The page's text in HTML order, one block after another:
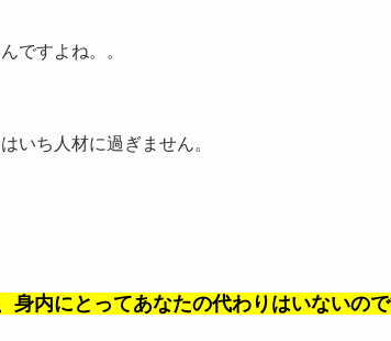
ですよね。。
いち人材に過ぎません。
内にとってあなたの代わりはいないので